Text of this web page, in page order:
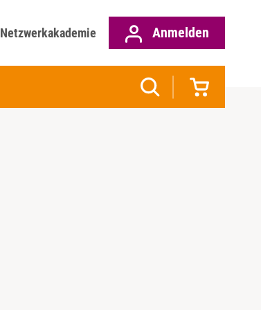
Netzwerkakademie Anmelden